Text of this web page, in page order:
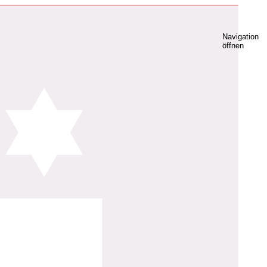
Navigation
öffnen